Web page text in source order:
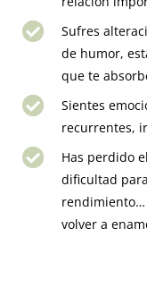
Sufres
de humor,
que te
Sientes
recurrentes,
Has perdido
dificultad
rendimiento…
volver a